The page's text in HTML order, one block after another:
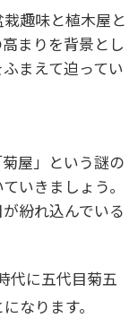
趣味と植木屋と
まりを背景とし
まえて迫ってい
屋」という謎の
いきましょう。
紛れ込んでいる
代に五代目菊五
なります。